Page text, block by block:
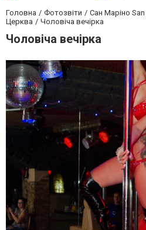
Головна Фотозвіти
Сан Маріно San
Церква
Чоловіча вечірка
Чоловіча вечірка